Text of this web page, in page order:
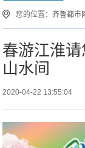
您的位置：齐鲁都市
春游江淮
山水间
2020-04-22 13:55:04